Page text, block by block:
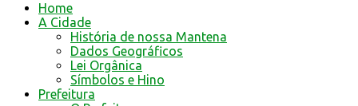
Home
A Cidade
História de nossa Mantena
Dados Geográficos
Lei Orgânica
Símbolos e Hino
Prefeitura